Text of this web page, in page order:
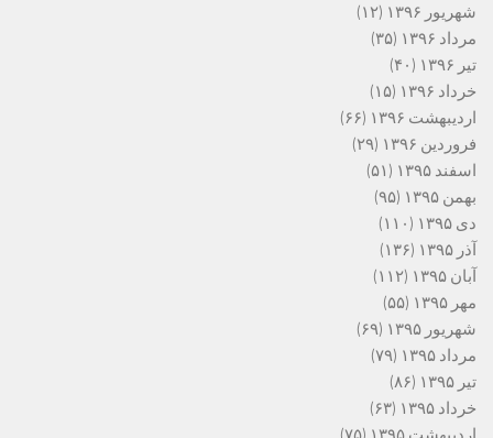
شهریور ۱۳۹۶
(۱۲)
مرداد ۱۳۹۶
(۳۵)
تیر ۱۳۹۶
(۴۰)
خرداد ۱۳۹۶
(۱۵)
اردیبهشت ۱۳۹۶
(۶۶)
فروردین ۱۳۹۶
(۲۹)
اسفند ۱۳۹۵
(۵۱)
بهمن ۱۳۹۵
(۹۵)
دی ۱۳۹۵
(۱۱۰)
آذر ۱۳۹۵
(۱۳۶)
آبان ۱۳۹۵
(۱۱۲)
مهر ۱۳۹۵
(۵۵)
شهریور ۱۳۹۵
(۶۹)
مرداد ۱۳۹۵
(۷۹)
تیر ۱۳۹۵
(۸۶)
خرداد ۱۳۹۵
(۶۳)